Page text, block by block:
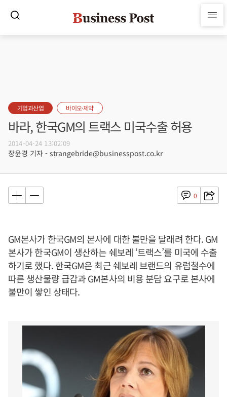
기업과산업 바이오·제약
바라, 한국GM의 트랙스 미국수출 허용
2014-04-24 13:02:09
장윤경 기자 - strangebride@businesspost.co.kr
0
GM본사가 한국GM의 본사에 대한 불만을 달래려 한다. GM
본사가 한국GM이 생산하는 쉐보레 ‘트랙스’를 미국에 수출
하기로 했다. 한국GM은 최근 쉐보레 브랜드의 유럽철수에
따른 생산물량 급감과 GM본사의 비용 분담 요구로 본사에
불만이 쌓인 상태다.